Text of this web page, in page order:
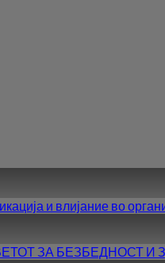
и влијание во
ЗА БЕЗБЕДНОСТ И